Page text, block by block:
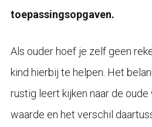
toepassingsopgaven.
Als ouder hoef je zelf geen
kind hierbij te helpen. Het
rustig leert kijken naar de
waarde en het verschil